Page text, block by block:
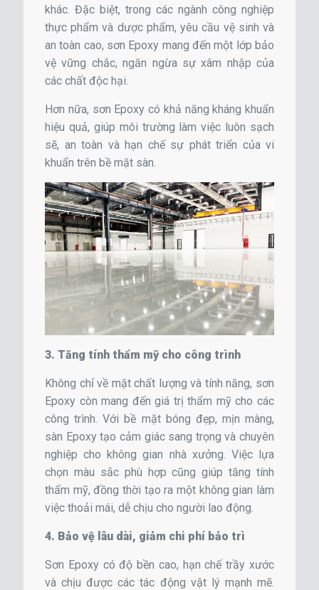
khác. Đặc biệt, trong các ngành công nghiệp
thực phẩm và dược phẩm, yêu cầu vệ sinh và
an toàn cao, sơn Epoxy mang đến một lớp bảo
vệ vững chắc, ngăn ngừa sự xâm nhập của
các chất độc hại.
Hơn nữa, sơn Epoxy có khả năng kháng khuẩn
hiệu quả, giúp môi trường làm việc luôn sạch
sẽ, an toàn và hạn chế sự phát triển của vi
khuẩn trên bề mặt sàn.
3. Tăng tính thẩm mỹ cho công trình
Không chỉ về mặt chất lượng và tính năng, sơn
Epoxy còn mang đến giá trị thẩm mỹ cho các
công trình. Với bề mặt bóng đẹp, mịn màng,
sàn Epoxy tạo cảm giác sang trọng và chuyên
nghiệp cho không gian nhà xưởng. Việc lựa
chọn màu sắc phù hợp cũng giúp tăng tính
thẩm mỹ, đồng thời tạo ra một không gian làm
việc thoải mái, dễ chịu cho người lao động.
4. Bảo vệ lâu dài, giảm chi phí bảo trì
Sơn Epoxy có độ bền cao, hạn chế trầy xước
và chịu được các tác động vật lý mạnh mẽ.